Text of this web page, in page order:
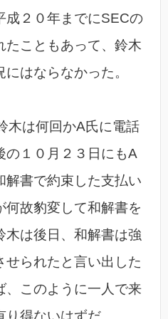
成２０年までにSECの
たこともあって、鈴木
はならなかった。
は何回かA氏に電話
の１０月２３日にもA
解書で約束した支払い
何故豹変して和解書を
は後日、和解書は強
せられたと言い出した
、このように一人で来
得ないはずだ。